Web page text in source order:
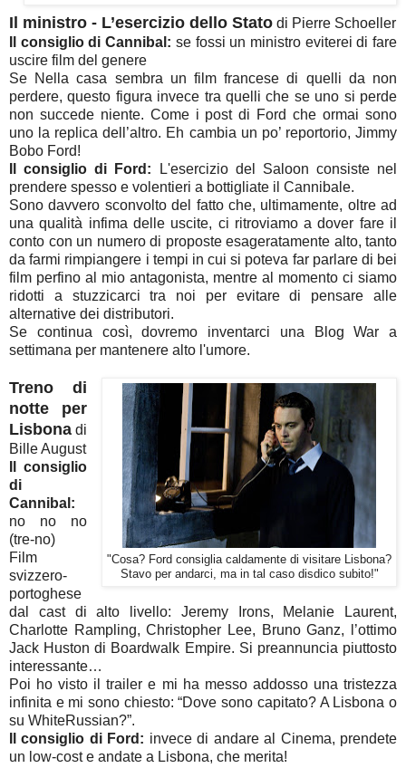
Il ministro - L’esercizio dello Stato di Pierre Schoeller
Il consiglio di Cannibal: se fossi un ministro eviterei di fare
uscire film del genere
Se Nella casa sembra un film francese di quelli da non
perdere, questo figura invece tra quelli che se uno si perde
non succede niente. Come i post di Ford che ormai sono
uno la replica dell’altro. Eh cambia un po’ reportorio, Jimmy
Bobo Ford!
Il consiglio di Ford: L'esercizio del Saloon consiste nel
prendere spesso e volentieri a bottigliate il Cannibale.
Sono davvero sconvolto del fatto che, ultimamente, oltre ad
una qualità infima delle uscite, ci ritroviamo a dover fare il
conto con un numero di proposte esageratamente alto, tanto
da farmi rimpiangere i tempi in cui si poteva far parlare di bei
film perfino al mio antagonista, mentre al momento ci siamo
ridotti a stuzzicarci tra noi per evitare di pensare alle
alternative dei distributori.
Se continua così, dovremo inventarci una Blog War a
settimana per mantenere alto l'umore.
"Cosa? Ford consiglia caldamente di visitare Lisbona?
Stavo per andarci, ma in tal caso disdico subito!"
Treno di
notte per
Lisbona di
Bille August
Il consiglio
di
Cannibal:
no no no
(tre-no)
Film
svizzero-
portoghese
dal cast di alto livello: Jeremy Irons, Melanie Laurent,
Charlotte Rampling, Christopher Lee, Bruno Ganz, l’ottimo
Jack Huston di Boardwalk Empire. Si preannuncia piuttosto
interessante…
Poi ho visto il trailer e mi ha messo addosso una tristezza
infinita e mi sono chiesto: “Dove sono capitato? A Lisbona o
su WhiteRussian?”.
Il consiglio di Ford: invece di andare al Cinema, prendete
un low-cost e andate a Lisbona, che merita!